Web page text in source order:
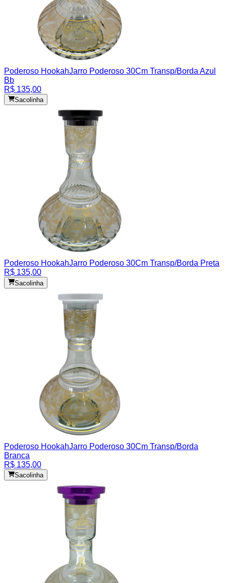
Poderoso HookahJarro Poderoso 30Cm Transp/Borda Azul
Bb
R$ 135,00
Sacolinha
Poderoso HookahJarro Poderoso 30Cm Transp/Borda Preta
R$ 135,00
Sacolinha
Poderoso HookahJarro Poderoso 30Cm Transp/Borda
Branca
R$ 135,00
Sacolinha